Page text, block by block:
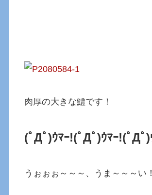
肉厚の大きな鱧です！
(ﾟДﾟ)ｳﾏｰ!(ﾟДﾟ)ｳﾏｰ!(ﾟДﾟ)
うぉぉぉ～～～、うま～～～い